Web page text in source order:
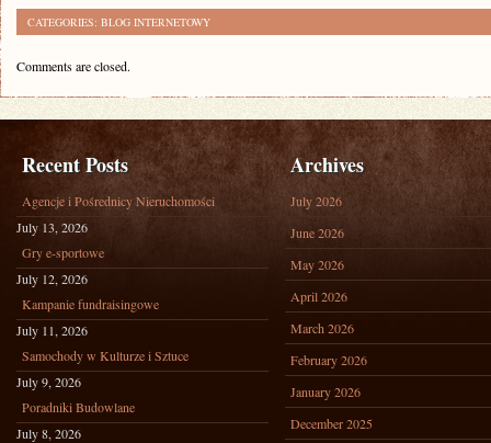
CATEGORIES: BLOG INTERNETOWY
Comments are closed.
Recent Posts
Agencje i Pośrednicy Nieruchomości
July 13, 2026
Gry e-sportowe
July 12, 2026
Kampanie fundraisingowe
July 11, 2026
Samochody w Kulturze i Sztuce
July 9, 2026
Poradniki Budowlane
July 8, 2026
Archives
July 2026
June 2026
May 2026
April 2026
March 2026
February 2026
January 2026
December 2025